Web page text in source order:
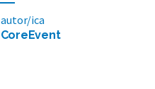
autor/ica
CoreEvent